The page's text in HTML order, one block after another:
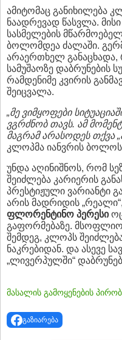
ამიტომაც განიხილება
ნაადრევად წასვლა.
სასმელების
ბოლომდეა ძალაში.
არაერთხელ
სამუშაოზე
რამდენიმე კვირის
შეიცვალა.
„მე ვიმყოფები
ვგრძნობ თავს. ამ
მაგრამ არასოდეს თქვა
კლოპმა იანვრის
უნდა აღინიშნოს, რომ
შეიძლება კარიერის
პრესტიჟული ვარიანტი
არის მადრიდის
ფლორენტინო პერესი
გაფორმებაზე.
შემდეგ, კლოპს
ნაკრებიდან. და ასევე
„ლივერპულში“
მასალის გამოყენების
გაზიარება